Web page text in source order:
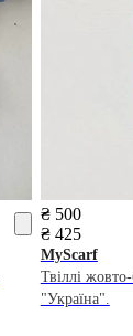
₴ 500
₴ 425
MyScarf
Твіллі
"Україна".